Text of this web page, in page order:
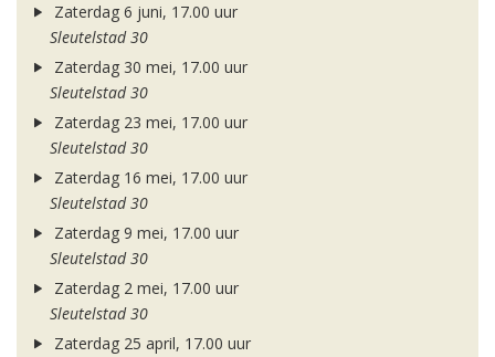
Zaterdag 6 juni, 17.00 uur
Sleutelstad 30
Zaterdag 30 mei, 17.00 uur
Sleutelstad 30
Zaterdag 23 mei, 17.00 uur
Sleutelstad 30
Zaterdag 16 mei, 17.00 uur
Sleutelstad 30
Zaterdag 9 mei, 17.00 uur
Sleutelstad 30
Zaterdag 2 mei, 17.00 uur
Sleutelstad 30
Zaterdag 25 april, 17.00 uur